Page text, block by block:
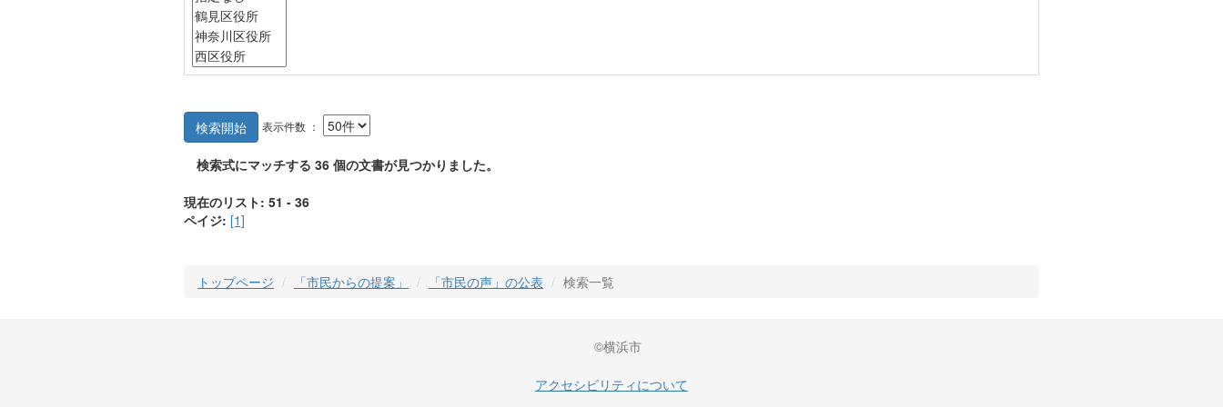
検索開始 表示件数 ：
検索式にマッチする 36 個の文書が見つかりました。
現在のリスト: 51 - 36
ペイジ: [1]
トップページ 「市民からの提案」 「市民の声」の公表 検索一覧
©横浜市
アクセシビリティについて